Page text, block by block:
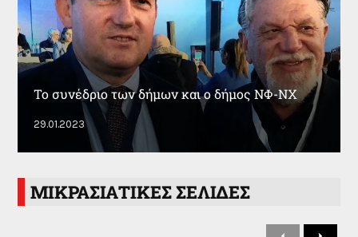
Το συνέδριο των δήμων και ο δήμος ΝΦ-ΝΧ
29.01.2023
ΜΙΚΡΑΣΙΑΤΙΚΕΣ ΣΕΛΙΔΕΣ